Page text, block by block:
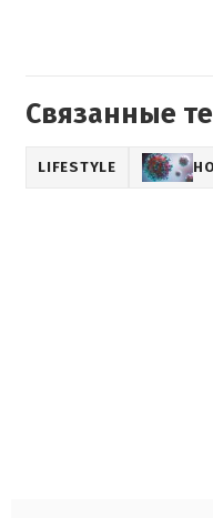
Связанные
LIFESTYLE